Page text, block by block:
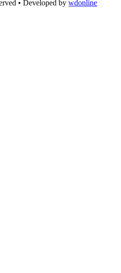
• Developed bywdonline